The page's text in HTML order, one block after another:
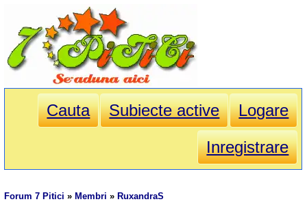
Cauta Subiecte active
Logare
Inregistrare
Forum 7 Pitici » Membri » RuxandraS